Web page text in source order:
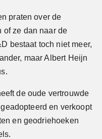
praten over de
of ze dan naar de
bestaat toch niet meer,
maar Albert Heijn
de oude vertrouwde
en verkoopt
en geodriehoeken